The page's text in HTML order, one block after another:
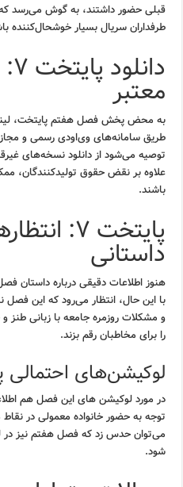
قبلی حضور داشتند، به گوش می‌رسد
طرفداران سریال بسیار خوشحال‌کننده
معتبر
به محض پخش فصل هفتم پایتخت،
طریق سامانه‌های وی‌اودی رسمی و مجاز
توصیه می‌شود از دانلود نسخه‌های
علاوه بر نقض حقوق تولیدکنندگان،
باشند.
پایتخت ۷:
داستانی
هنوز اطلاعات دقیقی درباره داستان
با این حال، انتظار می‌رود که این
و مشکلات روزمره جامعه با زبانی
را برای مخاطبان رقم بزند.
لوکیشن‌های احتمالی
در مورد لوکیشن های این فصل هم
توجه به حضور خانواده معمولی در
می‌توان حدس زد که فصل هفتم نیز در
شود.